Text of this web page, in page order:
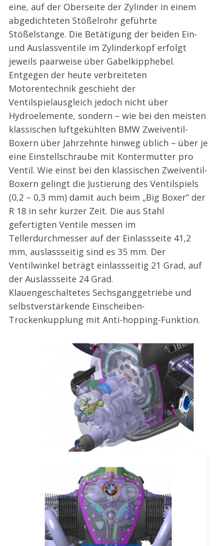
eine, auf der Oberseite der Zylinder in einem
abgedichteten Stößelrohr geführte
Stößelstange. Die Betätigung der beiden Ein-
und Auslassventile im Zylinderkopf erfolgt
jeweils paarweise über Gabelkipphebel.
Entgegen der heute verbreiteten
Motorentechnik geschieht der
Ventilspielausgleich jedoch nicht über
Hydroelemente, sondern – wie bei den meisten
klassischen luftgekühlten BMW Zweiventil-
Boxern über Jahrzehnte hinweg üblich – über je
eine Einstellschraube mit Kontermutter pro
Ventil. Wie einst bei den klassischen Zweiventil-
Boxern gelingt die Justierung des Ventilspiels
(0,2 – 0,3 mm) damit auch beim „Big Boxer“ der
R 18 in sehr kurzer Zeit. Die aus Stahl
gefertigten Ventile messen im
Tellerdurchmesser auf der Einlassseite 41,2
mm, auslassseitig sind es 35 mm. Der
Ventilwinkel beträgt einlassseitig 21 Grad, auf
der Auslassseite 24 Grad.
Klauengeschaltetes Sechsganggetriebe und
selbstverstärkende Einscheiben-
Trockenkupplung mit Anti-hopping-Funktion.